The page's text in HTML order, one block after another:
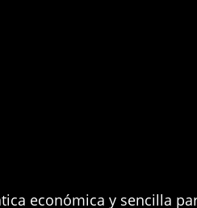
económica y sencilla